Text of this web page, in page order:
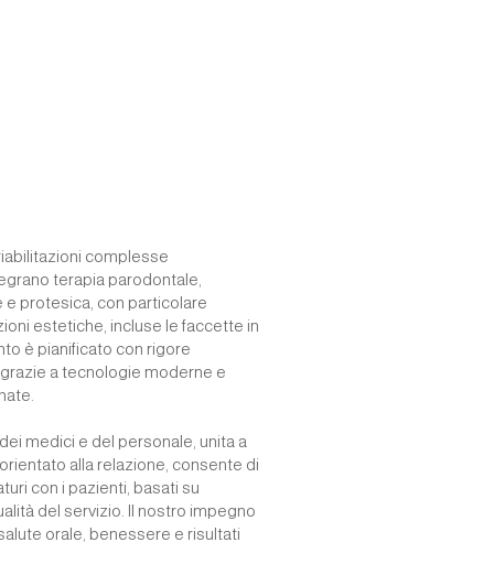
complesse
terapia parodontale,
protesica, con particolare
estetiche, incluse le faccette in
è pianificato con rigore
a tecnologie moderne e
medici e del personale, unita a
alla relazione, consente di
con i pazienti, basati su
del servizio. Il nostro impegno
orale, benessere e risultati